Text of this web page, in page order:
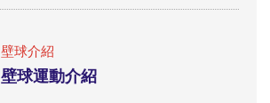
壁球介紹
壁球運動介紹